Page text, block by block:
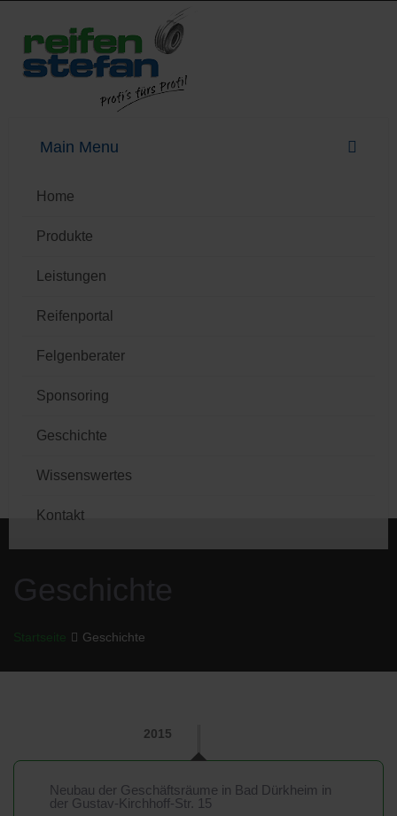
Home
Produkte
Leistungen
Reifenportal
Felgenberater
Sponsoring
Geschichte
Wissenswertes
Kontakt
Geschichte
Startseite Geschichte
2015
Neubau der Geschäftsräume in Bad Dürkheim in
der Gustav-Kirchhoff-Str. 15